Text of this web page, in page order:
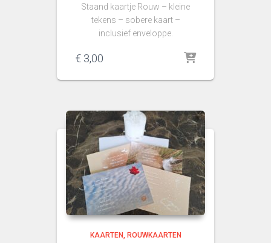
Staand kaartje Rouw – kleine
tekens – sobere kaart –
inclusief enveloppe.
€ 3,00
KAARTEN ROUWKAARTEN